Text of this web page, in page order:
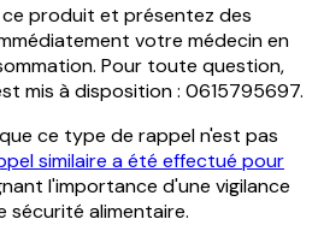
ce produit et présentez des
votre médecin en
Pour toute question,
mis à disposition : 0615795697.
ce type de rappel n'est pas
similaire a été effectué pour
l'importance d'une vigilance
sécurité alimentaire.